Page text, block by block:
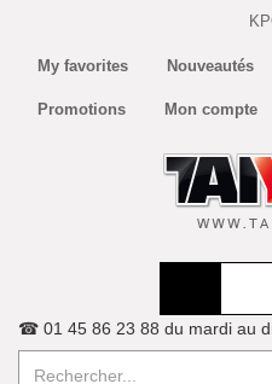
My favorites Nouveautés
Promotions Mon compte
☎ 01 45 86 23 88 du mardi au